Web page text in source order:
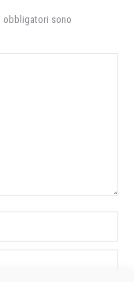
obbligatori sono